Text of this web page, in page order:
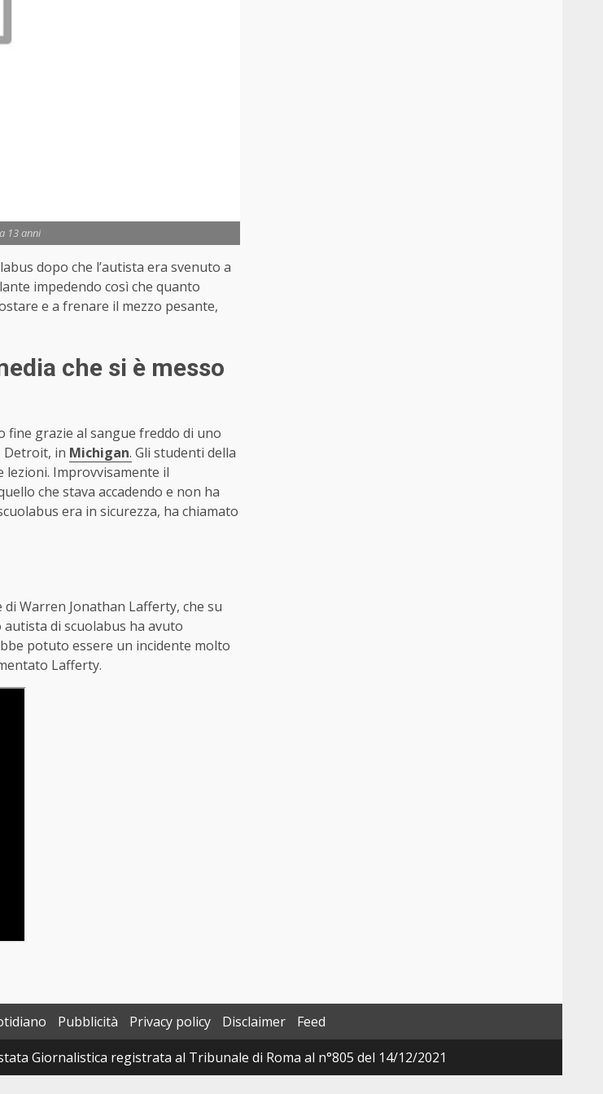
13 anni
dopo che l’autista era svenuto a
impedendo così che quanto
e a frenare il mezzo pesante,
che si è messo
grazie al sangue freddo di uno
Detroit, in Michigan. Gli studenti della
Improvvisamente il
che stava accadendo e non ha
era in sicurezza, ha chiamato
Warren Jonathan Lafferty, che su
di scuolabus ha avuto
potuto essere un incidente molto
Lafferty.
Pubblicità Privacy policy Disclaimer
Feed
Giornalistica registrata al Tribunale di Roma al n°805 del 14/12/2021